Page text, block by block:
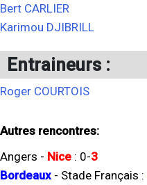
Bert CARLIER
Karimou DJIBRILL
Entraineurs :
Roger COURTOIS
Autres rencontres:
Angers - Nice : 0-3
Bordeaux - Stade Français :